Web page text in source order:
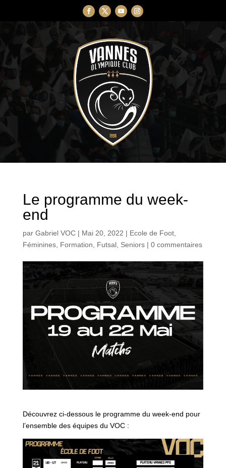
Le programme du week-
end
par Gabriel VOC| Mai 20, 2022 | Ecole de Foot,
Féminines, Formation, Futsal, Seniors| 0 commentaires
Découvrez ci-dessous le programme du week-end pour
l’ensemble des équipes du VOC :